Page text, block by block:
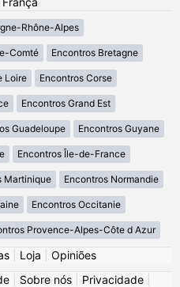
Rhône-Alpes
Comté Encontros Bretagne
Loire Encontros Corse
Encontros Grand Est
Guadeloupe Encontros Guyane
Encontros Île-de-France
Martinique Encontros Normandie
Encontros Occitanie
Provence-Alpes-Côte d Azur
Loja
Opiniões
Sobre nós Privacidade